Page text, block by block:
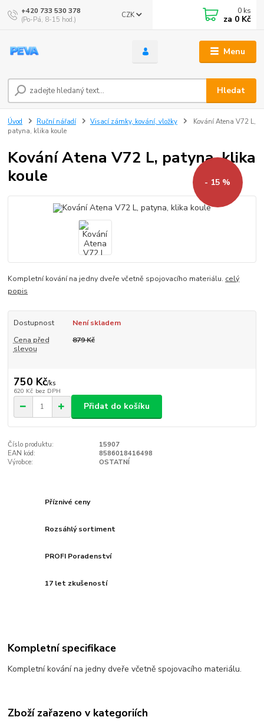
Menu
CZK
Hledat
+420 733 530 378
(Po-Pá, 8-15 hod.)
0 ks
za 0 Kč
Úvod Ruční nářadí Visací zámky, kování, vložky
Kování Atena V72 L,
patyna, klika koule
Kování Atena V72 L, patyna, klika
koule
- 15 %
Kompletní kování na jedny dveře včetně spojovacího materiálu. celý
popis
Dostupnost
Není skladem
Cena před
slevou
879 Kč
750 Kč/ks
620 Kč bez DPH
Přidat do košíku
Číslo produktu:
15907
EAN kód:
8586018416498
Výrobce:
OSTATNÍ
Příznivé ceny
Rozsáhlý sortiment
PROFI Poradenství
17 let zkušeností
Kompletní specifikace
Kompletní kování na jedny dveře včetně spojovacího materiálu.
Zboží zařazeno v kategoriích